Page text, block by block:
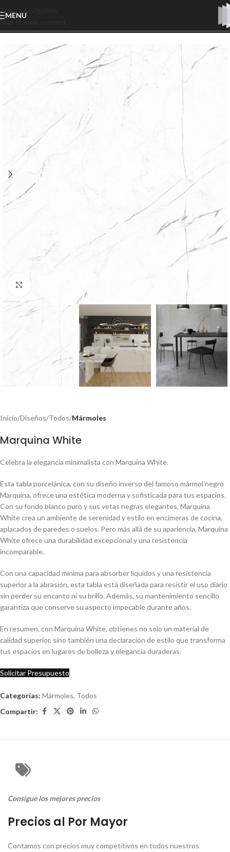
Skip to navigation
Skip to main content
MENU
Inicio Diseños Todos Mármoles
Marquina White
Celebra la elegancia minimalista con Marquina White.
Esta tabla porcelánica, con su diseño inverso del famoso mármol negro
Marquina, ofrece una estética moderna y sofisticada para tus espacios.
Con su fondo blanco puro y sus vetas negras elegantes, Marquina
White crea un ambiente de serenidad y estilo en encimeras de cocina,
aplacados de paredes o suelos. Pero más allá de su apariencia, Marquina
White ofrece una durabilidad excepcional y una resistencia
incomparable.
Con una capacidad mínima para absorber líquidos y una resistencia
superior a la abrasión, esta tabla está diseñada para resistir el uso diario
sin perder su encanto ni su brillo. Además, su mantenimiento sencillo
garantiza que conserve su aspecto impecable durante años.
En resumen, con Marquina White, obtienes no solo un material de
calidad superior, sino también una declaración de estilo que transforma
tus espacios en lugares de belleza y elegancia duraderas.
Solicitar Presupuesto
Categorías: Mármoles, Todos
Compartir:
Consigue los mejores precios
Precios al Por Mayor
Contamos con precios muy competitivos en todos nuestros